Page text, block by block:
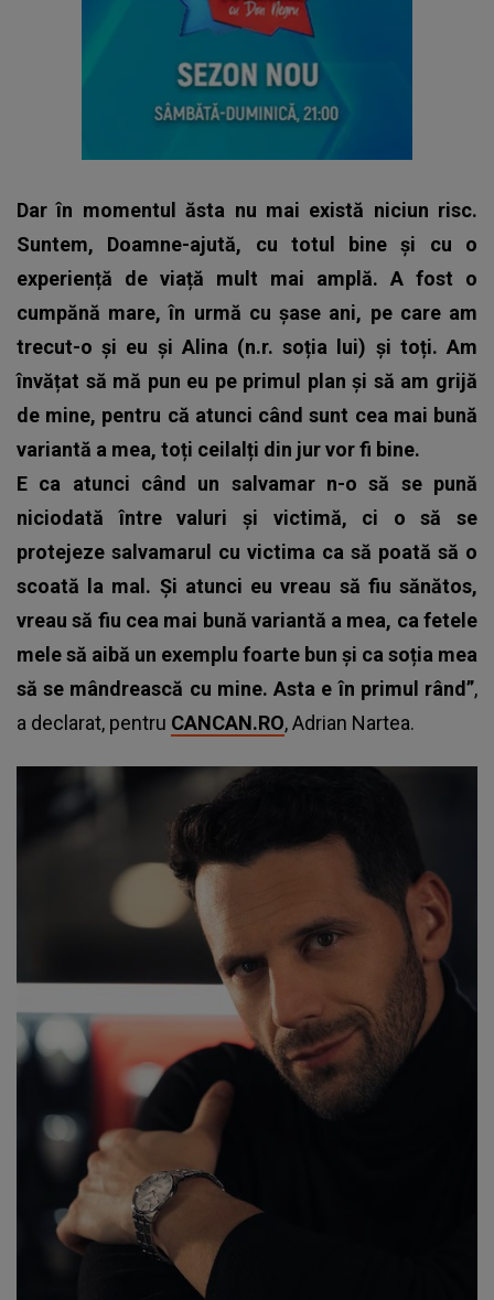
Dar în momentul ăsta nu mai există niciun risc.
Suntem, Doamne-ajută, cu totul bine și cu o
experiență de viață mult mai amplă. A fost o
cumpănă mare, în urmă cu șase ani, pe care am
trecut-o și eu și Alina (n.r. soția lui) și toți. Am
învățat să mă pun eu pe primul plan și să am grijă
de mine, pentru că atunci când sunt cea mai bună
variantă a mea, toți ceilalți din jur vor fi bine.
E ca atunci când un salvamar n-o să se pună
niciodată între valuri și victimă, ci o să se
protejeze salvamarul cu victima ca să poată să o
scoată la mal. Și atunci eu vreau să fiu sănătos,
vreau să fiu cea mai bună variantă a mea, ca fetele
mele să aibă un exemplu foarte bun și ca soția mea
să se mândrească cu mine. Asta e în primul rând”,
a declarat, pentru CANCAN.RO, Adrian Nartea.